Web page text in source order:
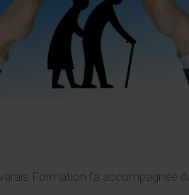
Formation l’a accompagnée